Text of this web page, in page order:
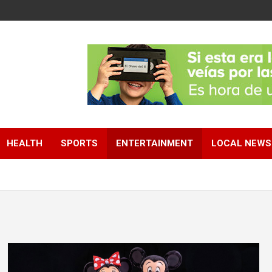
HEALTH SPORTS ENTERTAINMENT LOCAL NEWS